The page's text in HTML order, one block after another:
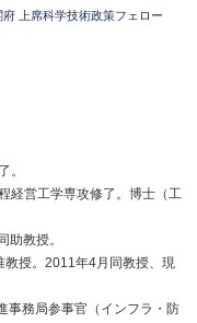
上席科学技術政策フェロー
。
経営工学専攻修了。博士（工
教授。
授。2011年4月同教授、現
事務局参事官（インフラ・防